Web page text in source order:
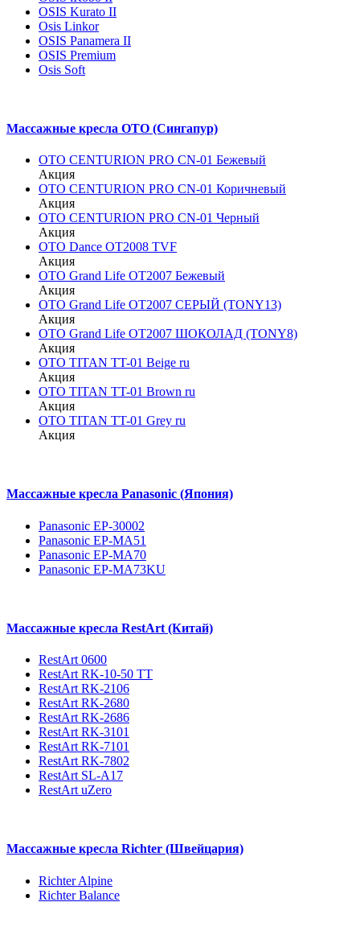
OSIS Kurato II
Osis Linkor
OSIS Panamera II
OSIS Premium
Osis Soft
Массажные кресла OTO (Сингапур)
OTO CENTURION PRO CN-01 Бежевый
Акция
OTO CENTURION PRO CN-01 Коричневый
Акция
OTO CENTURION PRO CN-01 Черный
Акция
OTO Dance OT2008 TVF
Акция
OTO Grand Life OT2007 Бежевый
Акция
OTO Grand Life OT2007 СЕРЫЙ (TONY13)
Акция
OTO Grand Life OT2007 ШОКОЛАД (TONY8)
Акция
OTO TITAN TT-01 Beige ru
Акция
OTO TITAN TT-01 Brown ru
Акция
OTO TITAN TT-01 Grey ru
Акция
Массажные кресла Panasonic (Япония)
Panasonic EP-30002
Panasonic EP-MA51
Panasonic EP-MA70
Panasonic EP-MA73KU
Массажные кресла RestArt (Китай)
RestArt 0600
RestArt RK-10-50 TT
RestArt RK-2106
RestArt RK-2680
RestArt RK-2686
RestArt RK-3101
RestArt RK-7101
RestArt RK-7802
RestArt SL-A17
RestArt uZero
Массажные кресла Richter (Швейцария)
Richter Alpine
Richter Balance